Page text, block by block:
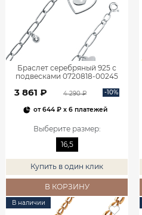
Браслет серебряный 925 с
подвесками 0720818-00245
3 861 ₽ 4 290 ₽ -10%
от644 ₽ x 6 платежей
Выберите размер:
16,5
Купить в один клик
В КОРЗИНУ
В наличии